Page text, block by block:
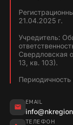
21.04.2025 г.
Учредитель:
Свердловская
13, кв. 103).
EMAIL
ТЕЛЕФОН